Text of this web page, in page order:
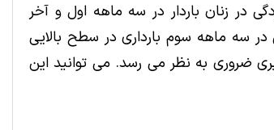
زنان باردار در سه ماهه اول و آخر
در سه ماهه سوم بارداری در سطح بالایی
ضروری به نظر می رسد. می توانید این